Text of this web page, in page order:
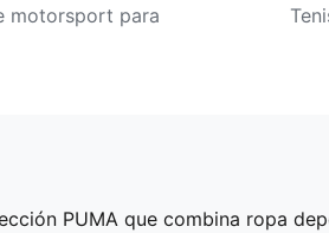
motorsport para
PUMA que combina ropa